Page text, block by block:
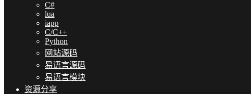
C#
lua
iapp
C/C++
Python
网站源码
易语言源码
易语言模块
资源分享